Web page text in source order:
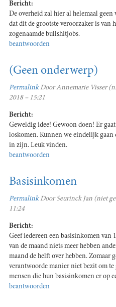
Bericht:
De overheid zal hier al helemaal
dat dit de grootste veroorzaker is van
zogenaamde bullshitjobs.
beantwoorden
(Geen onderwerp)
PermalinkDoorAnnemarie Visser
2018 – 15:21
Bericht:
Geweldig idee! Gewoon doen! Er
loskomen. Kunnen we eindelijk gaan
in zijn. Leuk vinden.
beantwoorden
Basisinkomen
PermalinkDoorSeurinck Jan (niet
11:24
Bericht:
Geef iedereen een basisinkomen van
van de maand niets meer hebben
maand de helft over hebben. Zomaar
verantwoorde manier niet bezit om te
mensen die hun basisinkomen er op
beantwoorden